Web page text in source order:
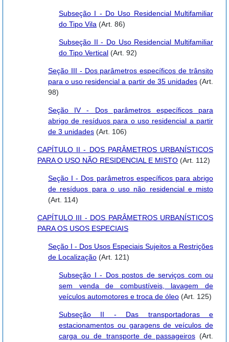
Subseção I - Do Uso Residencial Multifamiliar
do Tipo Vila (Art. 86)
Subseção II - Do Uso Residencial Multifamiliar
do Tipo Vertical (Art. 92)
Seção III - Dos parâmetros específicos de trânsito
para o uso residencial a partir de 35 unidades(Art.
98)
Seção IV - Dos parâmetros específicos para
abrigo de resíduos para o uso residencial a partir
de 3 unidades (Art. 106)
CAPÍTULO II - DOS PARÂMETROS URBANÍSTICOS
PARA O USO NÃO RESIDENCIAL E MISTO (Art. 112)
Seção I - Dos parâmetros específicos para abrigo
de resíduos para o uso não residencial e misto
(Art. 114)
CAPÍTULO III - DOS PARÂMETROS URBANÍSTICOS
PARA OS USOS ESPECIAIS
Seção I - Dos Usos Especiais Sujeitos a Restrições
de Localização (Art. 121)
Subseção I - Dos postos de serviços com ou
sem venda de combustíveis, lavagem de
veículos automotores e troca de óleo (Art. 125)
Subseção II - Das transportadoras e
estacionamentos ou garagens de veículos de
carga ou de transporte de passageiros(Art.